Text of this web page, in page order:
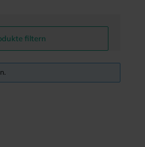
filtern